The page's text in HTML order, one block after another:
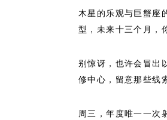
木星的乐观与巨蟹座
型，未来十三个月，
别惊讶，也许会冒出
修中心，留意那些线
周三，年度唯一一次